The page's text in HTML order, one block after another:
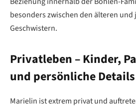
besonders zwischen den älteren und
Geschwistern.
Privatleben – Kinder,
und persönliche Details
Marielin ist extrem privat und